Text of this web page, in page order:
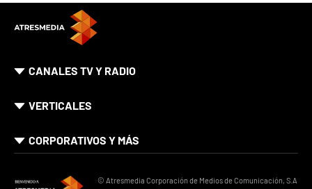
CANALES TV Y RADIO
VERTICALES
CORPORATIVOS Y MÁS
© Atresmedia Corporación de Medios de Comunicación, S.A